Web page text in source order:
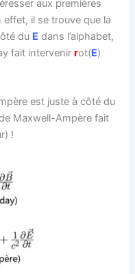
aux premières
effet, il se trouve que la
du E dans l’alphabet,
fait intervenirrot(E)
est juste à côté du
Maxwell-Ampère fait
!